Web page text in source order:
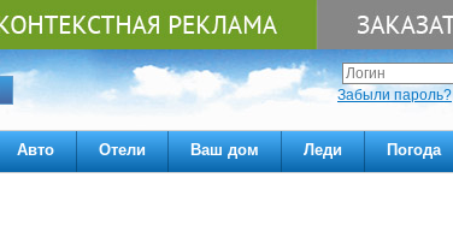
Забыли пароль?
Авто Отели Ваш дом Леди Погода